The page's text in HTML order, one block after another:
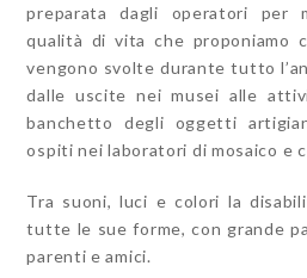
preparata dagli operatori per
qualità di vita che proponiamo
vengono svolte durante tutto
dalle uscite nei musei alle
banchetto degli oggetti
ospiti nei laboratori di mosaico e
Tra suoni, luci e colori la
tutte le sue forme, con grande
parenti e amici.